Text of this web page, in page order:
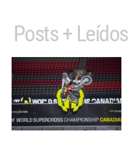
Posts + Leídos